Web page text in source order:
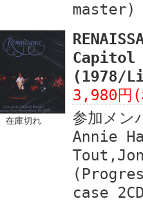
在庫切れ
Capitol
(1978/
3,980円
参加メン
Annie
case